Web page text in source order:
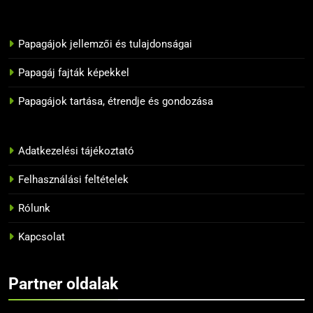
11
Melyik papagáj tanulja meg
leggyorsabban a szavakat?
BLOG
helyesen a papagájunkat
BLOG
13
Papagájok jellemzői és tulajdonságai
Papagáj fajták képekkel
Papagájok tartása, étrendje és gondozása
Adatkezelési tájékoztató
Felhasználási feltételek
Rólunk
Kapcsolat
Partner oldalak